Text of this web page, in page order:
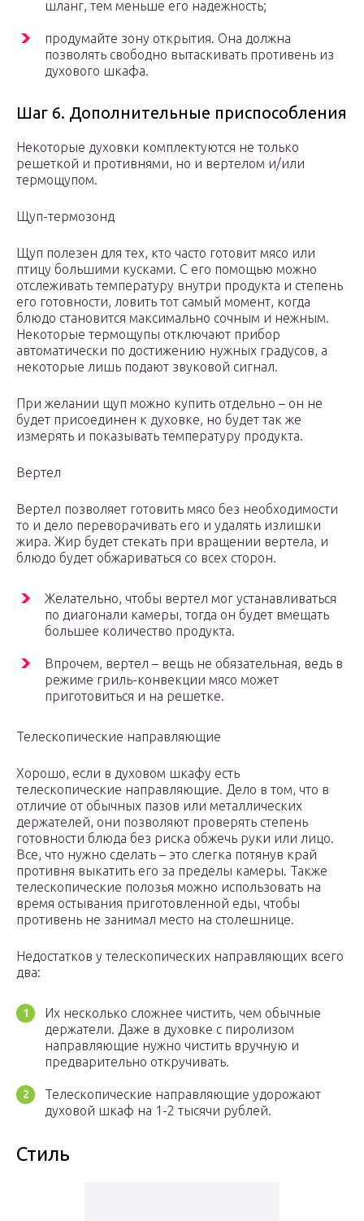
шланг, тем меньше его надежность;
продумайте зону открытия. Она должна
позволять свободно вытаскивать противень из
духового шкафа.
Шаг 6. Дополнительные приспособления
Некоторые духовки комплектуются не только
решеткой и противнями, но и вертелом и/или
термощупом.
Щуп-термозонд
Щуп полезен для тех, кто часто готовит мясо или
птицу большими кусками. С его помощью можно
отслеживать температуру внутри продукта и степень
его готовности, ловить тот самый момент, когда
блюдо становится максимально сочным и нежным.
Некоторые термощупы отключают прибор
автоматически по достижению нужных градусов, а
некоторые лишь подают звуковой сигнал.
При желании щуп можно купить отдельно – он не
будет присоединен к духовке, но будет так же
измерять и показывать температуру продукта.
Вертел
Вертел позволяет готовить мясо без необходимости
то и дело переворачивать его и удалять излишки
жира. Жир будет стекать при вращении вертела, и
блюдо будет обжариваться со всех сторон.
Желательно, чтобы вертел мог устанавливаться
по диагонали камеры, тогда он будет вмещать
большее количество продукта.
Впрочем, вертел – вещь не обязательная, ведь в
режиме гриль-конвекции мясо может
приготовиться и на решетке.
Телескопические направляющие
Хорошо, если в духовом шкафу есть
телескопические направляющие. Дело в том, что в
отличие от обычных пазов или металлических
держателей, они позволяют проверять степень
готовности блюда без риска обжечь руки или лицо.
Все, что нужно сделать – это слегка потянув край
противня выкатить его за пределы камеры. Также
телескопические полозья можно использовать на
время остывания приготовленной еды, чтобы
противень не занимал место на столешнице.
Недостатков у телескопических направляющих всего
два:
Их несколько сложнее чистить, чем обычные
держатели. Даже в духовке с пиролизом
направляющие нужно чистить вручную и
предварительно откручивать.
Телескопические направляющие удорожают
духовой шкаф на 1-2 тысячи рублей.
Стиль